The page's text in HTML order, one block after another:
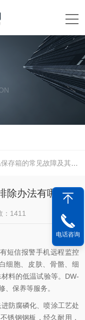
箱的常见故障及其排除办法有哪些？
除办法有哪些？
：1411
短信报警手机远程监控
细胞、皮肤、骨骼、细
料的低温试验等。DW-
、保养等服务。
防腐磷化、喷涂工艺处
锈钢钢板，经久耐用，
电话咨询